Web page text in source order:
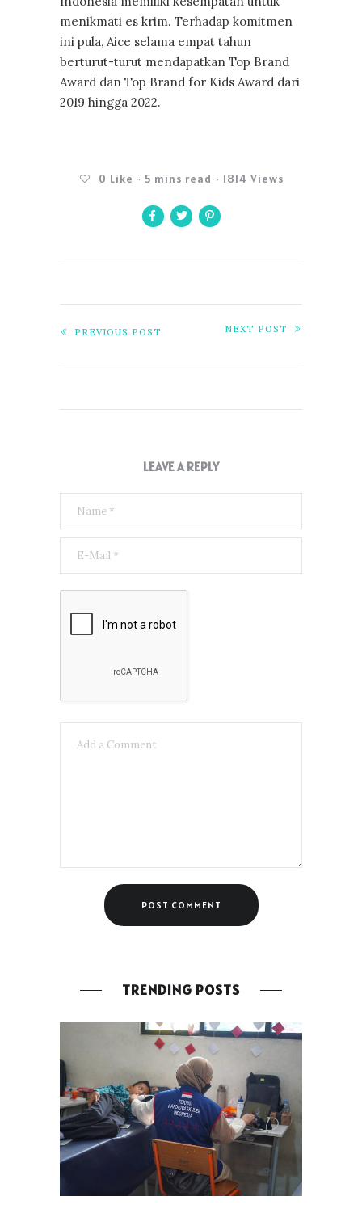
menikmati es krim. Terhadap komitmen
ini pula, Aice selama empat tahun
berturut-turut mendapatkan Top Brand
Award dan Top Brand for Kids Award dari
2019 hingga 2022.
0 Like 5 mins read 1814 Views
PREVIOUS POST NEXT POST
LEAVE A REPLY
TRENDING POSTS